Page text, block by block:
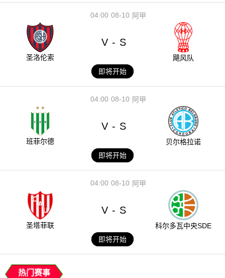
08-10
04:00 阿甲
圣洛伦索
V - S
飓风队
即将开始
08-10
04:00 阿甲
班菲尔德
V - S
贝尔格拉诺
即将开始
08-10
04:00 阿甲
圣塔菲联
V - S
科尔多瓦中央SDE
即将开始
热门赛事